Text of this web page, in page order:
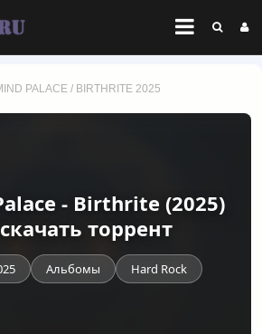
PALACE / BIRTHRITE 2025
- Birthrite (2025)
скачать торрент
Альбомы Hard Rock